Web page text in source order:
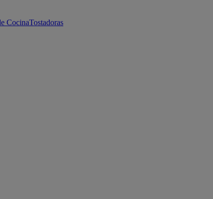
CocinaTostadoras